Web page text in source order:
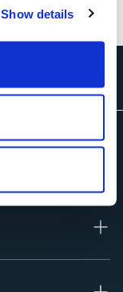
Show details